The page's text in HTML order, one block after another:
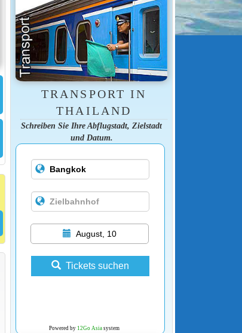
TRANSPORT IN
THAILAND
Schreiben Sie Ihre Abflugstadt, Zielstadt
und Datum.
August, 10
Tickets suchen
Powered by 12Go Asiasystem